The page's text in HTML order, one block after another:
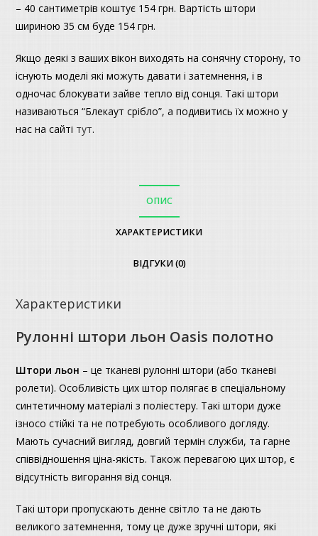
– 40 сантиметрів коштує 154 грн. Вартість штори
шириною 35 см буде 154 грн.
Якщо деякі з ваших вікон виходять на сонячну сторону, то
існують моделі які можуть давати і затемнення, і в
одночас блокувати зайве тепло від сонця. Такі штори
називаються “Блекаут срібло”, а подивитись їх можно у
нас на сайті тут.
ОПИС
ХАРАКТЕРИСТИКИ
ВІДГУКИ (0)
Характеристики
Рулонні штори льон Oasis полотно
Штори льон – це тканеві рулонні штори (або тканеві
ролети). Особливість цих штор полягає в спеціальному
синтетичному матеріалі з поліестеру. Такі штори дуже
ізносо стійкі та не потребують особливого догляду.
Мають сучасний вигляд, довгий термін служби, та гарне
співвідношення ціна-якість. Також перевагою цих штор, є
відсутність вигорання від сонця.
Такі штори пропускають денне світло та не дають
великого затемнення, тому це дуже зручні штори, які